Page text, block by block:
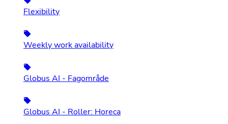
Flexibility
Weekly work availability
Globus AI - Fagområde
Globus AI - Roller: Horeca